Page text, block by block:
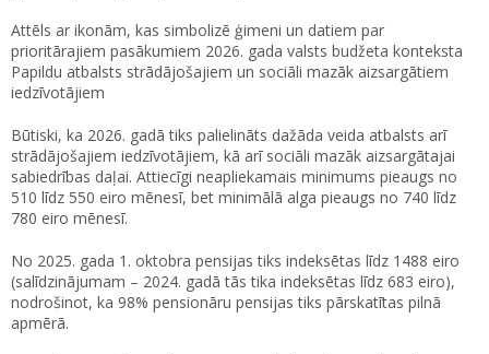
Attēls ar ikonām, kas simbolizē ģimeni un datiem par
prioritārajiem pasākumiem 2026. gada valsts budžeta konteksta
Papildu atbalsts strādājošajiem un sociāli mazāk aizsargātiem
iedzīvotājiem
Būtiski, ka 2026. gadā tiks palielināts dažāda veida atbalsts arī
strādājošajiem iedzīvotājiem, kā arī sociāli mazāk aizsargātajai
sabiedrības daļai. Attiecīgi neapliekamais minimums pieaugs no
510 līdz 550 eiro mēnesī, bet minimālā alga pieaugs no 740 līdz
780 eiro mēnesī.
No 2025. gada 1. oktobra pensijas tiks indeksētas līdz 1488 eiro
(salīdzinājumam – 2024. gadā tās tika indeksētas līdz 683 eiro),
nodrošinot, ka 98% pensionāru pensijas tiks pārskatītas pilnā
apmērā.